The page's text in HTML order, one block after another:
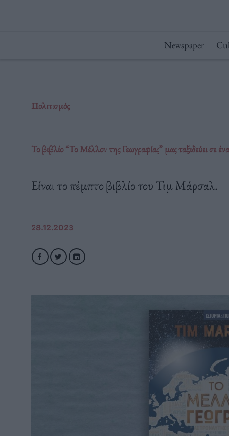
Newspaper
Πολιτισμός
Το βιβλίο “Το Μέλλον της Γεωγραφίας” μας ταξιδεύει σε
Είναι το πέμπτο βιβλίο του Τιμ Μάρσαλ.
28.12.2023